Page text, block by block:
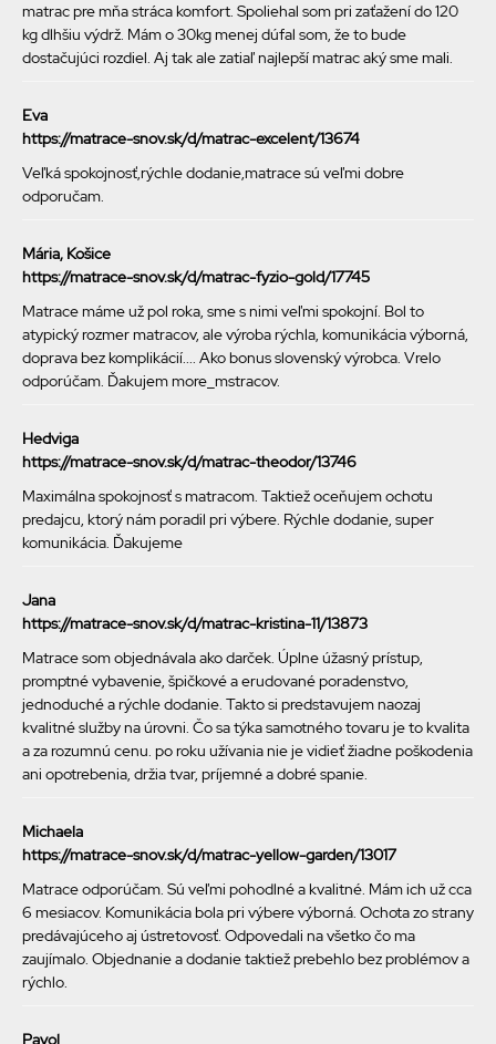
matrac pre mňa stráca komfort. Spoliehal som pri zaťažení do 120
kg dlhšiu výdrž. Mám o 30kg menej dúfal som, že to bude
dostačujúci rozdiel. Aj tak ale zatiaľ najlepší matrac aký sme mali.
Eva
https://matrace-snov.sk/d/matrac-excelent/13674
Veľká spokojnosť,rýchle dodanie,matrace sú veľmi dobre
odporučam.
Mária, Košice
https://matrace-snov.sk/d/matrac-fyzio-gold/17745
Matrace máme už pol roka, sme s nimi veľmi spokojní. Bol to
atypický rozmer matracov, ale výroba rýchla, komunikácia výborná,
doprava bez komplikácií.... Ako bonus slovenský výrobca. Vrelo
odporúčam. Ďakujem more_mstracov.
Hedviga
https://matrace-snov.sk/d/matrac-theodor/13746
Maximálna spokojnosť s matracom. Taktiež oceňujem ochotu
predajcu, ktorý nám poradil pri výbere. Rýchle dodanie, super
komunikácia. Ďakujeme
Jana
https://matrace-snov.sk/d/matrac-kristina-11/13873
Matrace som objednávala ako darček. Úplne úžasný prístup,
promptné vybavenie, špičkové a erudované poradenstvo,
jednoduché a rýchle dodanie. Takto si predstavujem naozaj
kvalitné služby na úrovni. Čo sa týka samotného tovaru je to kvalita
a za rozumnú cenu. po roku užívania nie je vidieť žiadne poškodenia
ani opotrebenia, držia tvar, príjemné a dobré spanie.
Michaela
https://matrace-snov.sk/d/matrac-yellow-garden/13017
Matrace odporúčam. Sú veľmi pohodlné a kvalitné. Mám ich už cca
6 mesiacov. Komunikácia bola pri výbere výborná. Ochota zo strany
predávajúceho aj ústretovosť. Odpovedali na všetko čo ma
zaujímalo. Objednanie a dodanie taktiež prebehlo bez problémov a
rýchlo.
Pavol